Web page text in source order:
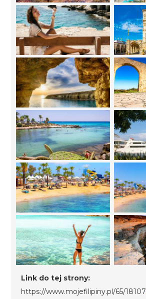
Link do tej strony:
https://www.mojefilipiny.pl/65/18107